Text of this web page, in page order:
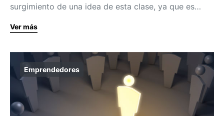
surgimiento de una idea de esta clase, ya que es…
Ver más
Emprendedores